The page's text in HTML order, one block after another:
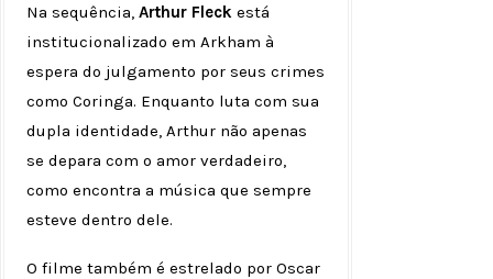
Na sequência, Arthur Fleck está
institucionalizado em Arkham à
espera do julgamento por seus crimes
como Coringa. Enquanto luta com sua
dupla identidade, Arthur não apenas
se depara com o amor verdadeiro,
como encontra a música que sempre
esteve dentro dele.
O filme também é estrelado por Oscar